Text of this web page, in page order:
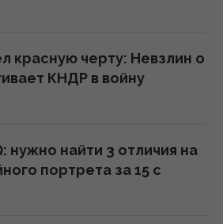
почти 16 дней
2026
зенитных ракет, – NYT
2026
красную черту: Невзлин о
КНДР в войну
нужно найти 3 отличия на
портрета за 15 с